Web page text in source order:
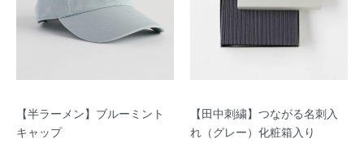
【半ラーメン】ブルーミント
キャップ
【田中刺繍】つながる名刺入
れ（グレー）化粧箱入り